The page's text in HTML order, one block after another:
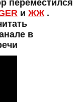
переместился
и ЖЖ.
в